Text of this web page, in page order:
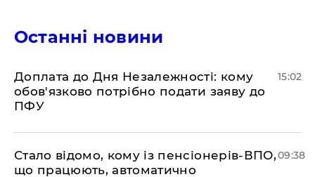
Останні новини
Доплата до Дня Незалежності: кому
обов'язково потрібно подати заяву до
ПФУ
15:02
Стало відомо, кому із пенсіонерів-ВПО,
що працюють, автоматично
09:38